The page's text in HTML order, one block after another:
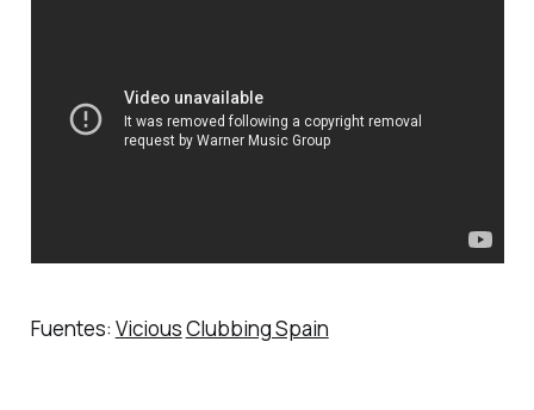
Fuentes: ViciousClubbing Spain